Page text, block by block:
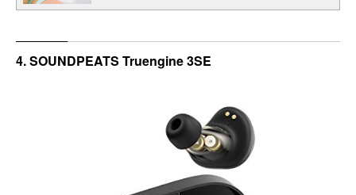
4. SOUNDPEATS Truengine 3SE